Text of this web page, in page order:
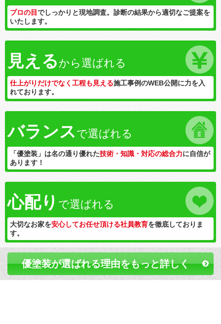
プロの目でしっかりと現地調査。診断の結果から適切なご提案を
いたします。
見える から選ばれる
仕上がりだけでなく工程も見える施工事例のWEB公開に力を入
れております。
バランスで選ばれる
「優塗装」は名の通り優れた技術・知識・対応の総合力に自信が
あります！
心配り で選ばれる
大切なお家を安心してお任せ頂ける社員教育を徹底しておりま
す。
優塗装が選ばれる理由をもっと詳しく